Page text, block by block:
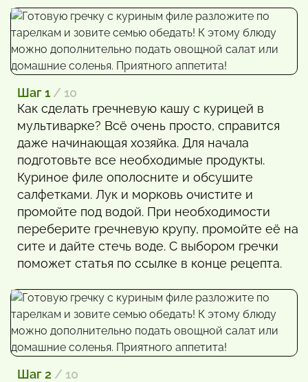
Шаг 1 / 10
Как сделать гречневую кашу с курицей в
мультиварке? Всё очень просто, справится
даже начинающая хозяйка. Для начала
подготовьте все необходимые продукты.
Куриное филе ополосните и обсушите
салфетками. Лук и морковь очистите и
промойте под водой. При необходимости
переберите гречневую крупу, промойте её на
сите и дайте стечь воде. С выбором гречки
поможет статья по ссылке в конце рецепта.
Шаг 2 / 10